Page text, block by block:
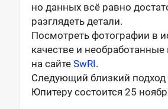
но данных всё равно
разглядеть детали.
Посмотреть фотографии в
качестве и
на сайте SwRI.
Следующий близкий
Юпитеру состоится 25